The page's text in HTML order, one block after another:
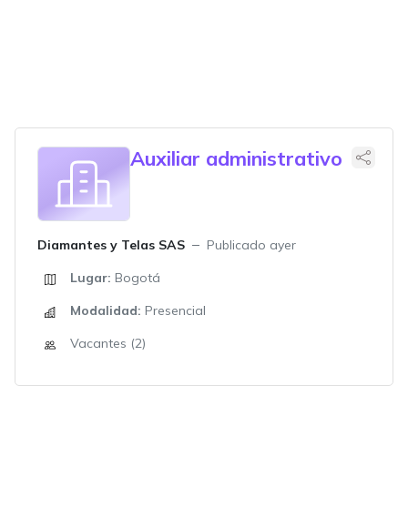
Auxiliar administrativo
Diamantes y Telas SAS
Publicado ayer
Lugar: Bogotá
Modalidad: Presencial
Vacantes (2)